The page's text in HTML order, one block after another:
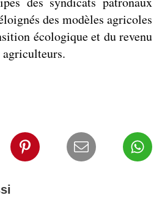
des modèles agricoles
écologique et du revenu